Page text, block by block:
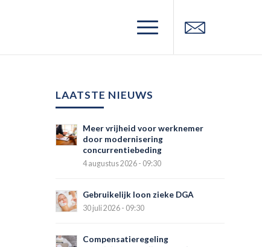
LAATSTE NIEUWS
Meer vrijheid voor werknemer
door modernisering
concurrentiebeding
4 augustus 2026 - 09:30
Gebruikelijk loon zieke DGA
30 juli 2026 - 09:30
Compensatieregeling